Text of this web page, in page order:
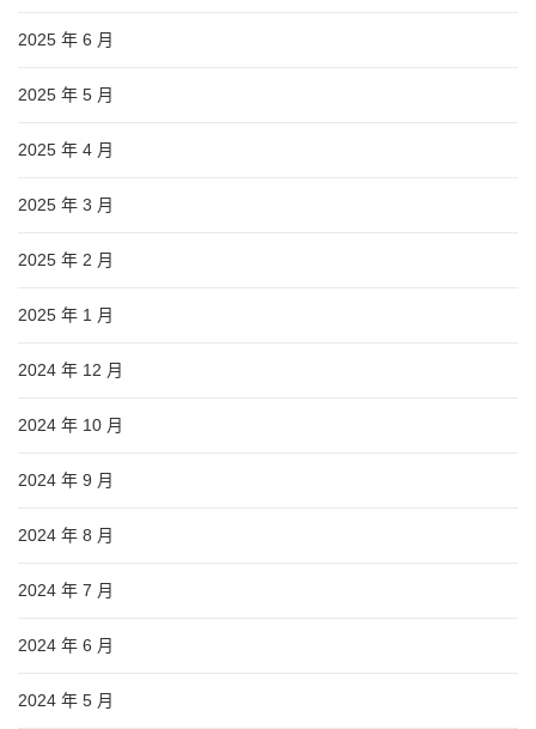
2025 年 6 月
2025 年 5 月
2025 年 4 月
2025 年 3 月
2025 年 2 月
2025 年 1 月
2024 年 12 月
2024 年 10 月
2024 年 9 月
2024 年 8 月
2024 年 7 月
2024 年 6 月
2024 年 5 月